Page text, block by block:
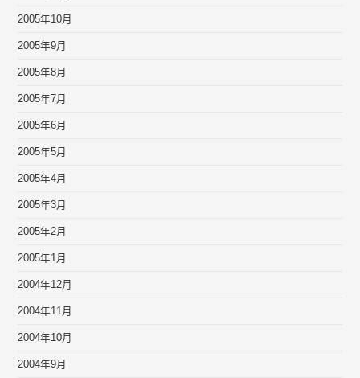
2005年10月
2005年9月
2005年8月
2005年7月
2005年6月
2005年5月
2005年4月
2005年3月
2005年2月
2005年1月
2004年12月
2004年11月
2004年10月
2004年9月